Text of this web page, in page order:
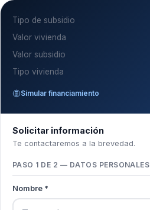
Tipo de subsidio
Valor vivienda
Valor subsidio
Tipo vivienda
Simular financiamiento
Solicitar información
Te contactaremos a la brevedad.
PASO 1 DE 2 — DATOS PERSONALES
Nombre *